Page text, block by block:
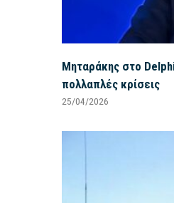
Μηταράκης στο
πολλαπλές κρίσεις
25/04/2026